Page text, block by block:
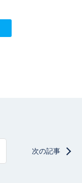
次の記事